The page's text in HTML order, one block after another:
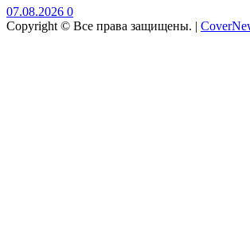
07.08.2026 0
Copyright © Все права защищены. |